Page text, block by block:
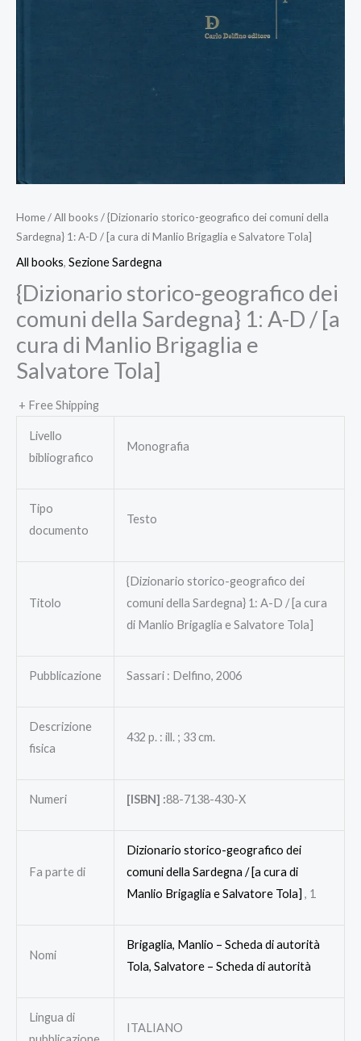
Home/All books/ {Dizionario storico-geografico dei comuni della
Sardegna} 1: A-D / [a cura di Manlio Brigaglia e Salvatore Tola]
All books, Sezione Sardegna
{Dizionario storico-geografico dei
comuni della Sardegna} 1: A-D / [a
cura di Manlio Brigaglia e
Salvatore Tola]
+ Free Shipping
Livello
bibliografico
Monografia
Tipo
documento
Testo
Titolo
{Dizionario storico-geografico dei
comuni della Sardegna} 1: A-D / [a cura
di Manlio Brigaglia e Salvatore Tola]
Pubblicazione Sassari : Delfino, 2006
Descrizione
fisica
432 p. : ill. ; 33 cm.
Numeri [ISBN] :88-7138-430-X
Fa parte di
Dizionario storico-geografico dei
comuni della Sardegna / [a cura di
Manlio Brigaglia e Salvatore Tola] , 1
Nomi
Brigaglia, Manlio – Scheda di autorità
Tola, Salvatore – Scheda di autorità
Lingua di
ITALIANO